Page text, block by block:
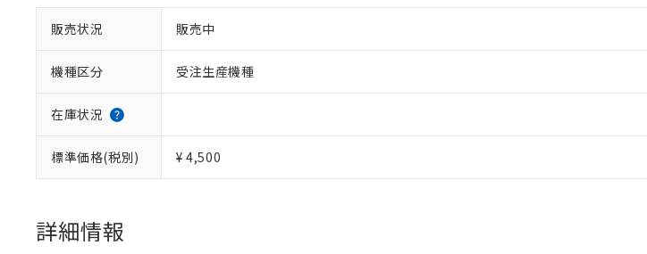
販売状況 販売中
機種区分 受注生産機種
在庫状況
標準価格(税別) ¥ 4,500
詳細情報